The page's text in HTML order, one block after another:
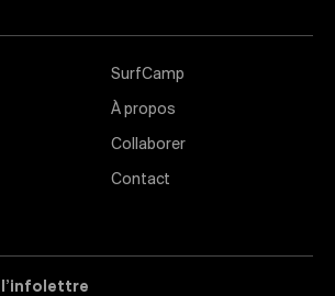
SurfCamp
À propos
Collaborer
Contact